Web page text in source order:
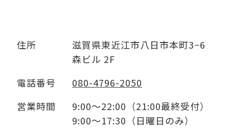
住所
滋賀県東近江市八日市本町3−6
森ビル 2F
電話番号
080-4796-2050
営業時間
9:00～22:00（21:00最終受付）
9:00～17:30（日曜日のみ）